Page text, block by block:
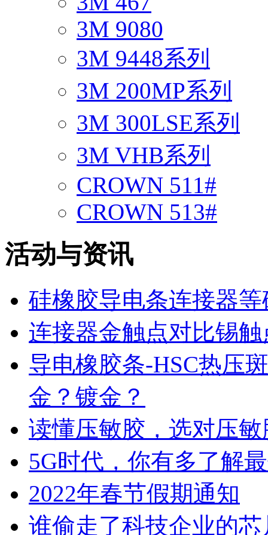
3M 9080
3M 9448系列
3M 200MP系列
3M 300LSE系列
3M VHB系列
CROWN 511#
CROWN 513#
活动与资讯
硅橡胶导电条连接器
连接器金触点对比锡
导电橡胶条-HSC热压
金？镀金？
读懂压敏胶，选对压敏
5G时代，你有多了解
2022年春节假期通知
谁偷走了科技企业的芯